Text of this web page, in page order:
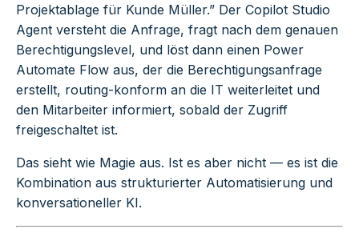
Projektablage für Kunde Müller.” Der Copilot Studio
Agent versteht die Anfrage, fragt nach dem genauen
Berechtigungslevel, und löst dann einen Power
Automate Flow aus, der die Berechtigungsanfrage
erstellt, routing-konform an die IT weiterleitet und
den Mitarbeiter informiert, sobald der Zugriff
freigeschaltet ist.
Das sieht wie Magie aus. Ist es aber nicht — es ist die
Kombination aus strukturierter Automatisierung und
konversationeller KI.